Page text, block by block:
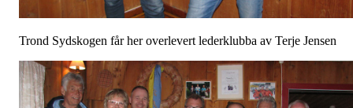
Trond Sydskogen får her overlevert lederklubba av Terje Jensen